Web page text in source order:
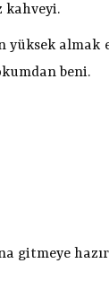
kahveyi.
yüksek
beni.
gitmeye